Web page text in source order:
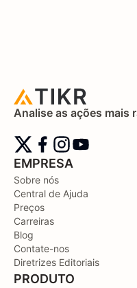
Analise as ações mais
EMPRESA
Sobre nós
Central de Ajuda
Preços
Carreiras
Blog
Contate-nos
Diretrizes Editoriais
PRODUTO